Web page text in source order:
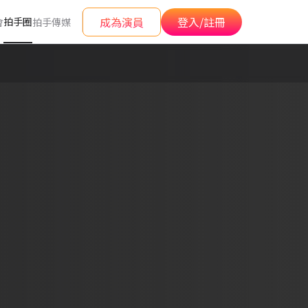
拍手圈拍手傳媒 成為演員 登入/註冊